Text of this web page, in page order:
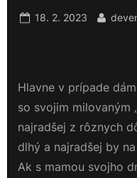
Posted
18. 2. 2023 By
Hlavne v prípade
so svojim milovaným
najradšej z rôznych
dlhý a najradšej by
Ak s mamou svojho